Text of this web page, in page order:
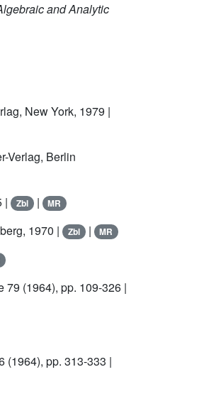
and Analytic
New York, 1979 |
Verlag, Berlin
| Zbl | MR
1970 | Zbl | MR
79 (1964), pp. 109-326 |
(1964), pp. 313-333 |